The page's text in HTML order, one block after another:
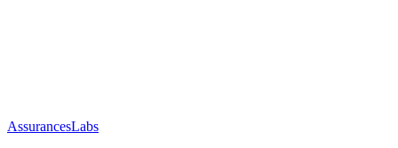
AssurancesLabs